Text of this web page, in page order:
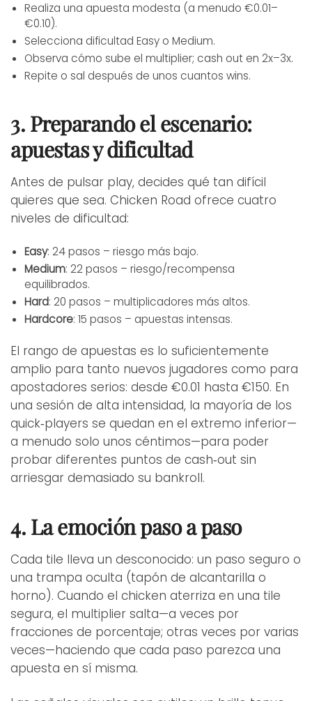
Realiza una apuesta modesta (a menudo €0.01–
€0.10).
Selecciona dificultad Easy o Medium.
Observa cómo sube el multiplier; cash out en 2x–3x.
Repite o sal después de unos cuantos wins.
3. Preparando el escenario:
apuestas y dificultad
Antes de pulsar play, decides qué tan difícil
quieres que sea. Chicken Road ofrece cuatro
niveles de dificultad:
Easy: 24 pasos – riesgo más bajo.
Medium: 22 pasos – riesgo/recompensa
equilibrados.
Hard: 20 pasos – multiplicadores más altos.
Hardcore: 15 pasos – apuestas intensas.
El rango de apuestas es lo suficientemente
amplio para tanto nuevos jugadores como para
apostadores serios: desde €0.01 hasta €150. En
una sesión de alta intensidad, la mayoría de los
quick‑players se quedan en el extremo inferior—
a menudo solo unos céntimos—para poder
probar diferentes puntos de cash‑out sin
arriesgar demasiado su bankroll.
4. La emoción paso a paso
Cada tile lleva un desconocido: un paso seguro o
una trampa oculta (tapón de alcantarilla o
horno). Cuando el chicken aterriza en una tile
segura, el multiplier salta—a veces por
fracciones de porcentaje; otras veces por varias
veces—haciendo que cada paso parezca una
apuesta en sí misma.